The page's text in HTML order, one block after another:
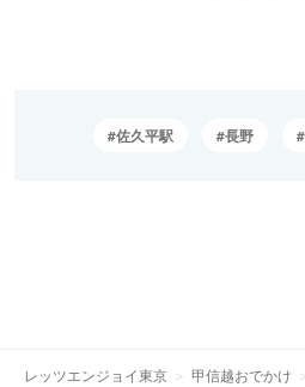
佐久平駅 長野
レッツエンジョイ東京 甲信越おでかけ